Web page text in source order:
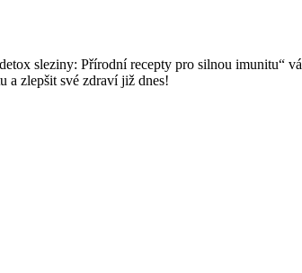
sleziny: Přírodní recepty pro silnou imunitu“
a zlepšit své zdraví již‍ dnes!